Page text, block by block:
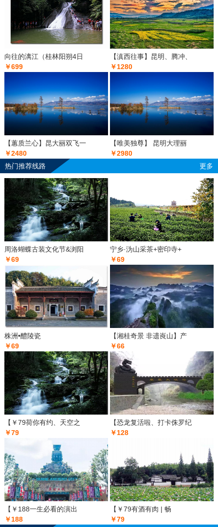
向往的漓江（桂林阳朔4日
￥699
【滇西往事】昆明、腾冲、
￥1280
【蕙质兰心】昆大丽双飞一
￥2480
【唯美独尊】 昆明大理丽
￥2980
热门推荐线路
更多
周洛蝴蝶古装文化节&浏阳
￥69
宁乡·沩山采茶+密印寺+
￥69
株洲•醴陵瓷
￥69
【湘桂奇景 非遗崀山】产
￥66
【￥79荷你有约、天空之
￥79
【恐龙复活啦、打卡侏罗纪
￥128
【￥188一生必看的演出
￥188
【￥79有酒有肉 | 畅
￥79